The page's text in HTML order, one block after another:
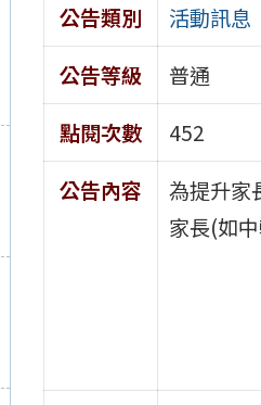
公告類別
活動訊息
公告等級
普通
點閱次數
452
公告內容
為提升家
家長(如